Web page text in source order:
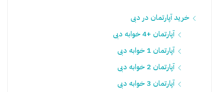
خرید آپارتمان در دبی
آپارتمان +4 خوابه دبی
آپارتمان 1 خوابه دبی
آپارتمان 2 خوابه دبی
آپارتمان 3 خوابه دبی